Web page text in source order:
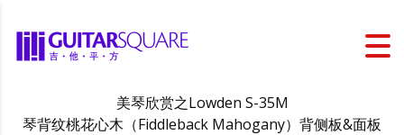
美琴欣赏之Lowden S-35M
琴背纹桃花心木（Fiddleback Mahogany）背侧板&面板